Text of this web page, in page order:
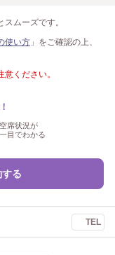
ムーズです。
使い方 」をご確認の上、
ください。
空席状況が
一目でわかる
る
TEL